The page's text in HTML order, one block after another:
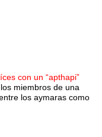
con un “apthapi”
miembros de una
los aymaras como